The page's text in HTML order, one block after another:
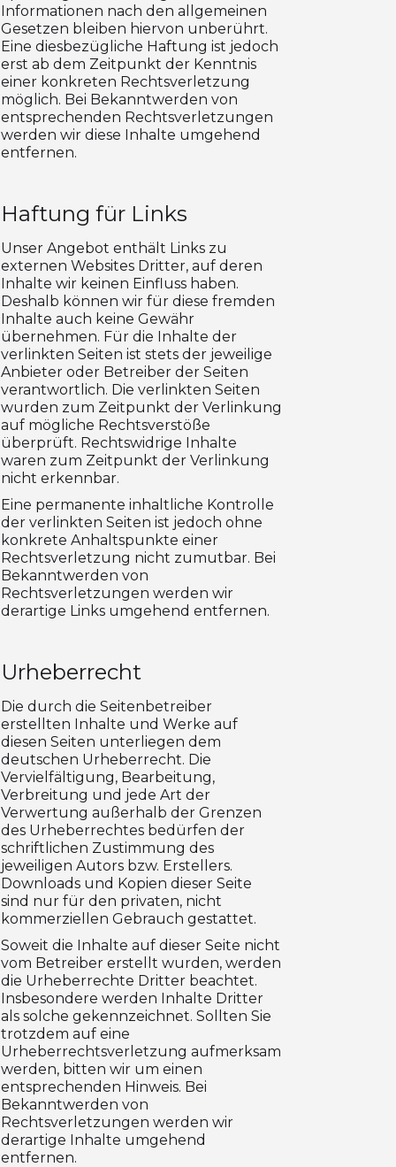
Informationen nach den allgemeinen
Gesetzen bleiben hiervon unberührt.
Eine diesbezügliche Haftung ist jedoch
erst ab dem Zeitpunkt der Kenntnis
einer konkreten Rechtsverletzung
möglich. Bei Bekanntwerden von
entsprechenden Rechtsverletzungen
werden wir diese Inhalte umgehend
entfernen.
Haftung für Links
Unser Angebot enthält Links zu
externen Websites Dritter, auf deren
Inhalte wir keinen Einfluss haben.
Deshalb können wir für diese fremden
Inhalte auch keine Gewähr
übernehmen. Für die Inhalte der
verlinkten Seiten ist stets der jeweilige
Anbieter oder Betreiber der Seiten
verantwortlich. Die verlinkten Seiten
wurden zum Zeitpunkt der Verlinkung
auf mögliche Rechtsverstöße
überprüft. Rechtswidrige Inhalte
waren zum Zeitpunkt der Verlinkung
nicht erkennbar.
Eine permanente inhaltliche Kontrolle
der verlinkten Seiten ist jedoch ohne
konkrete Anhaltspunkte einer
Rechtsverletzung nicht zumutbar. Bei
Bekanntwerden von
Rechtsverletzungen werden wir
derartige Links umgehend entfernen.
Urheberrecht
Die durch die Seitenbetreiber
erstellten Inhalte und Werke auf
diesen Seiten unterliegen dem
deutschen Urheberrecht. Die
Vervielfältigung, Bearbeitung,
Verbreitung und jede Art der
Verwertung außerhalb der Grenzen
des Urheberrechtes bedürfen der
schriftlichen Zustimmung des
jeweiligen Autors bzw. Erstellers.
Downloads und Kopien dieser Seite
sind nur für den privaten, nicht
kommerziellen Gebrauch gestattet.
Soweit die Inhalte auf dieser Seite nicht
vom Betreiber erstellt wurden, werden
die Urheberrechte Dritter beachtet.
Insbesondere werden Inhalte Dritter
als solche gekennzeichnet. Sollten Sie
trotzdem auf eine
Urheberrechtsverletzung aufmerksam
werden, bitten wir um einen
entsprechenden Hinweis. Bei
Bekanntwerden von
Rechtsverletzungen werden wir
derartige Inhalte umgehend
entfernen.